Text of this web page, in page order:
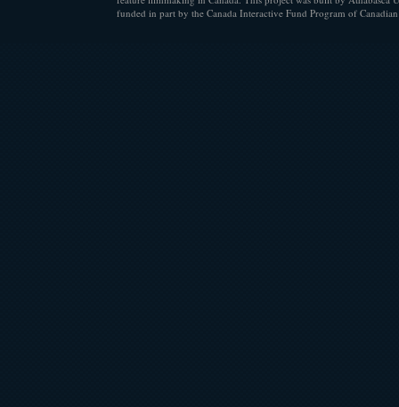
funded in part by the Canada Interactive Fund Program of